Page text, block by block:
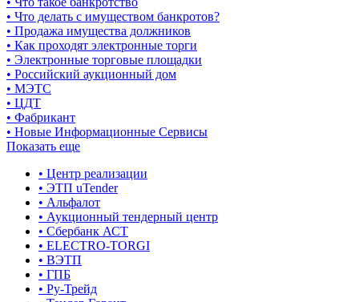
• Что делать с имуществом банкротов?
• Продажа имущества должников
• Как проходят электронные торги
• Электронные торговые площадки
• Российский аукционный дом
• МЭТС
• ЦДТ
• Фабрикант
• Новые Информационные Сервисы
Показать еще
• Центр реализации
• ЭТП uTender
• Альфалот
• Аукционный тендерный центр
• Сбербанк АСТ
• ELECTRO-TORGI
• ВЭТП
• ГПБ
• Ру-Трейд